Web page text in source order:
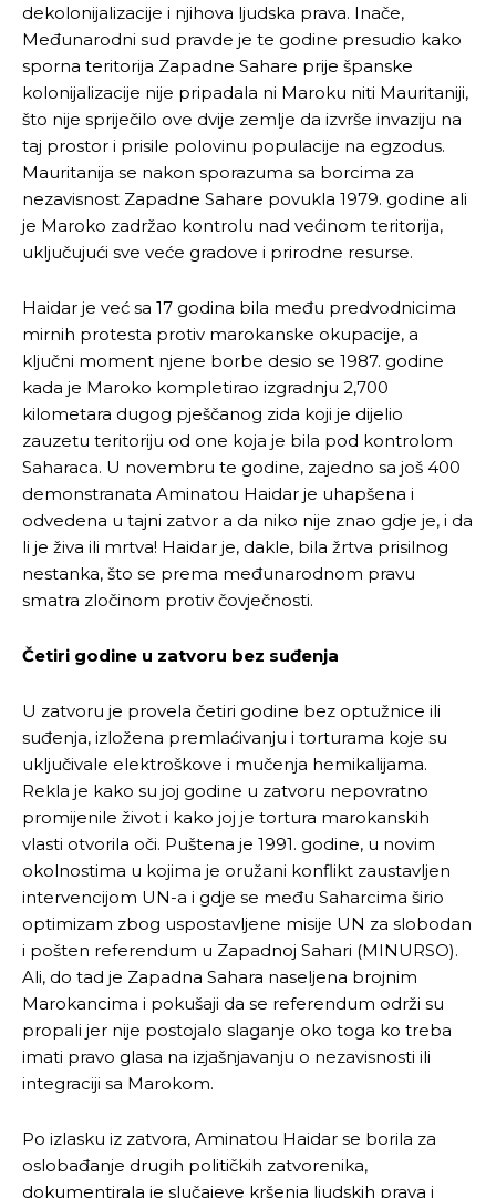
dekolonijalizacije i njihova ljudska prava. Inače,
Međunarodni sud pravde je te godine presudio kako
sporna teritorija Zapadne Sahare prije španske
kolonijalizacije nije pripadala ni Maroku niti Mauritaniji,
što nije spriječilo ove dvije zemlje da izvrše invaziju na
taj prostor i prisile polovinu populacije na egzodus.
Mauritanija se nakon sporazuma sa borcima za
nezavisnost Zapadne Sahare povukla 1979. godine ali
je Maroko zadržao kontrolu nad većinom teritorija,
uključujući sve veće gradove i prirodne resurse.
Haidar je već sa 17 godina bila među predvodnicima
mirnih protesta protiv marokanske okupacije, a
ključni moment njene borbe desio se 1987. godine
kada je Maroko kompletirao izgradnju 2,700
kilometara dugog pješčanog zida koji je dijelio
zauzetu teritoriju od one koja je bila pod kontrolom
Saharaca. U novembru te godine, zajedno sa još 400
demonstranata Aminatou Haidar je uhapšena i
odvedena u tajni zatvor a da niko nije znao gdje je, i da
li je živa ili mrtva! Haidar je, dakle, bila žrtva prisilnog
nestanka, što se prema međunarodnom pravu
smatra zločinom protiv čovječnosti.
Četiri godine u zatvoru bez suđenja
U zatvoru je provela četiri godine bez optužnice ili
suđenja, izložena premlaćivanju i torturama koje su
uključivale elektroškove i mučenja hemikalijama.
Rekla je kako su joj godine u zatvoru nepovratno
promijenile život i kako joj je tortura marokanskih
vlasti otvorila oči. Puštena je 1991. godine, u novim
okolnostima u kojima je oružani konflikt zaustavljen
intervencijom UN-a i gdje se među Saharcima širio
optimizam zbog uspostavljene misije UN za slobodan
i pošten referendum u Zapadnoj Sahari (MINURSO).
Ali, do tad je Zapadna Sahara naseljena brojnim
Marokancima i pokušaji da se referendum održi su
propali jer nije postojalo slaganje oko toga ko treba
imati pravo glasa na izjašnjavanju o nezavisnosti ili
integraciji sa Marokom.
Po izlasku iz zatvora, Aminatou Haidar se borila za
oslobađanje drugih političkih zatvorenika,
dokumentirala je slučajeve kršenja ljudskih prava i